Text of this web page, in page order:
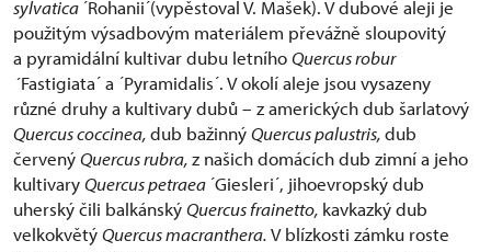
sylvatica ´Rohanii´(vypěstoval V. Mašek). V dubové aleji je
použitým výsadbovým materiálem převážně sloupovitý
a pyramidální kultivar dubu letníhoQuercus robur
´Fastigiata´ a ´Pyramidalis´. V okolí aleje jsou vysazeny
různé druhy a kultivary dubů – z amerických dub šarlatový
Quercus coccinea,dub bažinnýQuercus palustris,dub
červenýQuercus rubra,z našich domácích dub zimní a jeho
kultivaryQuercus petraea ´Giesleri´, jihoevropský dub
uherský čili balkánskýQuercus frainetto, kavkazký dub
velkokvětýQuercus macranthera.V blízkosti zámku roste